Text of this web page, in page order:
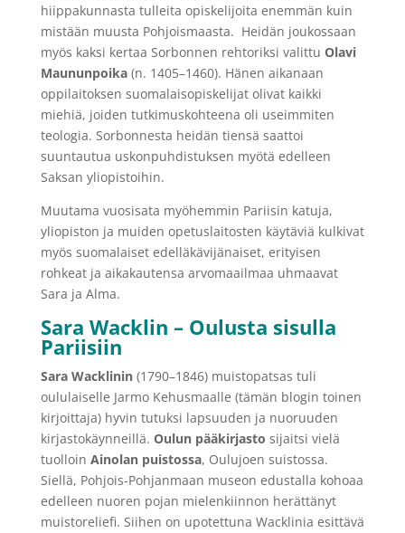
hiippakunnasta tulleita opiskelijoita enemmän kuin
mistään muusta Pohjoismaasta. Heidän joukossaan
myös kaksi kertaa Sorbonnen rehtoriksi valittu Olavi
Maununpoika (n. 1405–1460). Hänen aikanaan
oppilaitoksen suomalaisopiskelijat olivat kaikki
miehiä, joiden tutkimuskohteena oli useimmiten
teologia. Sorbonnesta heidän tiensä saattoi
suuntautua uskonpuhdistuksen myötä edelleen
Saksan yliopistoihin.
Muutama vuosisata myöhemmin Pariisin katuja,
yliopiston ja muiden opetuslaitosten käytäviä kulkivat
myös suomalaiset edelläkävijänaiset, erityisen
rohkeat ja aikakautensa arvomaailmaa uhmaavat
Sara ja Alma.
Sara Wacklin – Oulusta sisulla
Pariisiin
Sara Wacklinin(1790–1846) muistopatsas tuli
oululaiselle Jarmo Kehusmaalle (tämän blogin toinen
kirjoittaja) hyvin tutuksi lapsuuden ja nuoruuden
kirjastokäynneillä. Oulun pääkirjasto sijaitsi vielä
tuolloin Ainolan puistossa, Oulujoen suistossa.
Siellä, Pohjois-Pohjanmaan museon edustalla kohoaa
edelleen nuoren pojan mielenkiinnon herättänyt
muistoreliefi. Siihen on upotettuna Wacklinia esittävä